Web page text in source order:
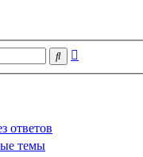
Поиск
ответов
темы